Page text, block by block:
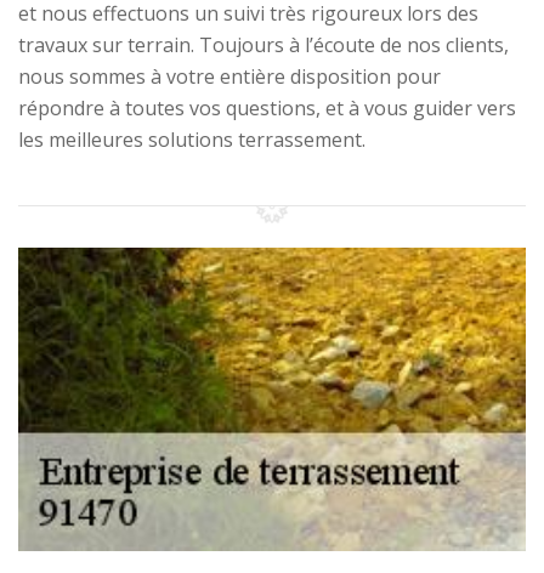
et nous effectuons un suivi très rigoureux lors des
travaux sur terrain. Toujours à l’écoute de nos clients,
nous sommes à votre entière disposition pour
répondre à toutes vos questions, et à vous guider vers
les meilleures solutions terrassement.